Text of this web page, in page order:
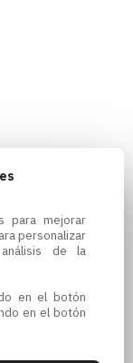
para mejorar
personalizar
de la
en el botón
en el botón